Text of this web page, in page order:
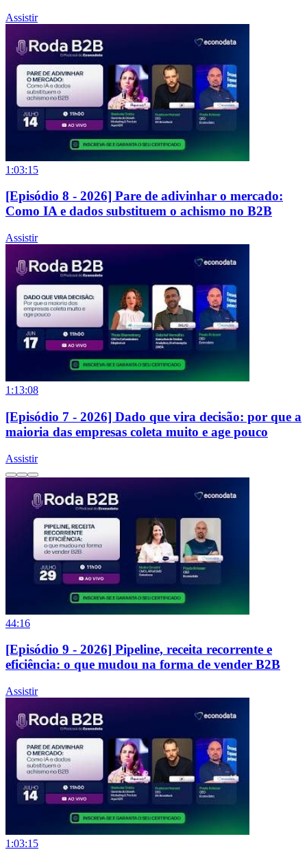
Assistir
1:03:15
[Episódio 8 - 2026] Pare de adivinhar o mercado:
Como IA e dados substituem o achismo no B2B
Assistir
1:13:08
[Episódio 7 - 2026] Dado que vira decisão: por que a
maioria das empresas coleta muito e age pouco
Assistir
44:16
[Episódio 9 - 2026] Pipeline, receita recorrente e
eficiência: o que mudou na forma de vender B2B
Assistir
1:03:15